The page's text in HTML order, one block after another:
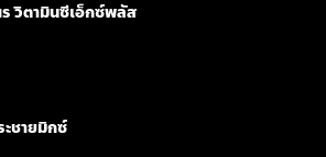
วิตามินซีเอ็กซ์พลัส
ชายมิกซ์